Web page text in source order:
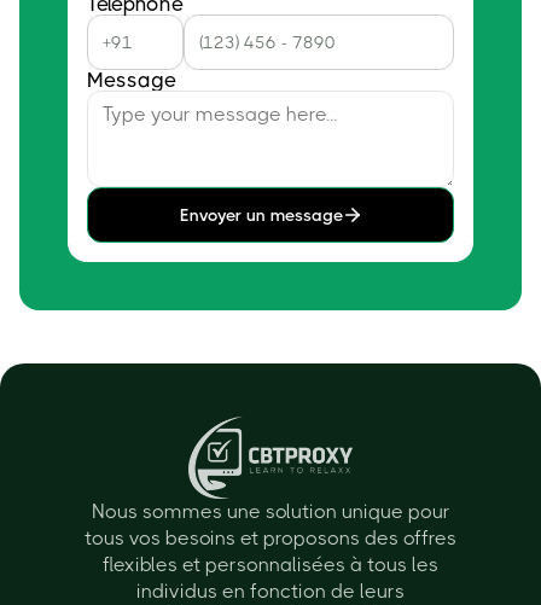
Message
Envoyer un message
Nous sommes une solution unique pour
tous vos besoins et proposons des offres
flexibles et personnalisées à tous les
individus en fonction de leurs